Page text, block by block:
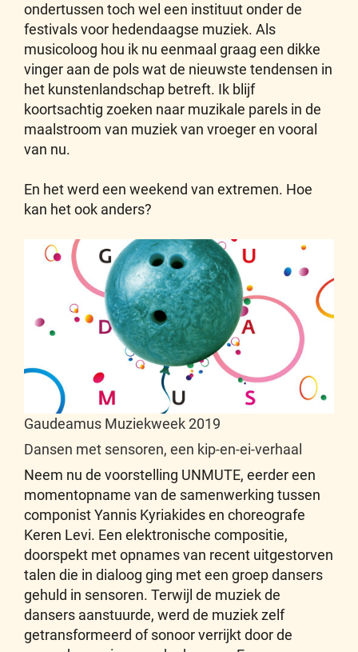
ondertussen toch wel een instituut onder de
festivals voor hedendaagse muziek. Als
musicoloog hou ik nu eenmaal graag een dikke
vinger aan de pols wat de nieuwste tendensen in
het kunstenlandschap betreft. Ik blijf
koortsachtig zoeken naar muzikale parels in de
maalstroom van muziek van vroeger en vooral
van nu.
En het werd een weekend van extremen. Hoe
kan het ook anders?
Gaudeamus Muziekweek 2019
Dansen met sensoren, een kip-en-ei-verhaal
Neem nu de voorstelling UNMUTE, eerder een
momentopname van de samenwerking tussen
componist Yannis Kyriakides en choreografe
Keren Levi. Een elektronische compositie,
doorspekt met opnames van recent uitgestorven
talen die in dialoog ging met een groep dansers
gehuld in sensoren. Terwijl de muziek de
dansers aanstuurde, werd de muziek zelf
getransformeerd of sonoor verrijkt door de